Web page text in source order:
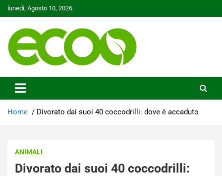
Skip
to
lunedì, Agosto 10, 2026
Ecoo.it
Home Divorato dai suoi 40 coccodrilli: dove è accaduto
ANIMALI
Divorato dai suoi 40 coccodrilli: